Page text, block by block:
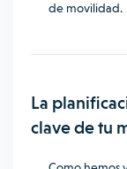
de movilidad.
La
clave de tu